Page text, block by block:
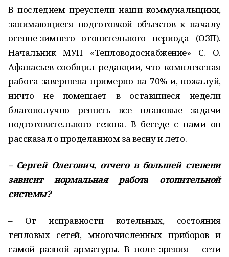
В последнем преуспели наши коммунальщики,
занимающиеся подготовкой объектов к началу
осенне-зимнего отопительного периода (ОЗП).
Начальник МУП «Тепловодоснабжение» С. О.
Афанасьев сообщил редакции, что комплексная
работа завершена примерно на 70% и, пожалуй,
ничто не помешает в оставшиеся недели
благополучно решить все плановые задачи
подготовительного сезона. В беседе с нами он
рассказал о проделанном за весну и лето.
– Сергей Олегович, отчего в большей степени
зависит нормальная работа отопительной
системы?
– От исправности котельных, состояния
тепловых сетей, многочисленных приборов и
самой разной арматуры. В поле зрения – сети